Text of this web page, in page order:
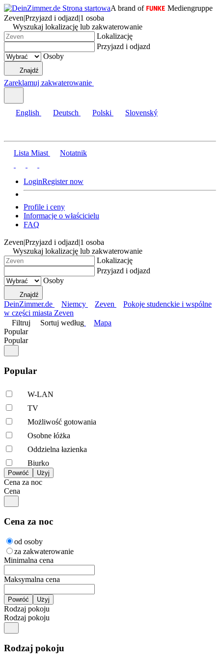
A brand of
Mediengruppe
Zeven|Przyjazd i odjazd|1 osoba
Wyszukaj lokalizację lub zakwaterowanie
Lokalizację
Przyjazd i odjazd
Osoby
Znajdź
Zareklamuj zakwaterowanie
English Deutsch Polski Slovenský
Lista Miast Notatnik
LoginRegister now
Profile i ceny
Informacje o właścicielu
FAQ
Zeven|Przyjazd i odjazd|1 osoba
Wyszukaj lokalizację lub zakwaterowanie
Lokalizację
Przyjazd i odjazd
Osoby
Znajdź
DeinZimmer.de Niemcy Zeven
Pokoje studenckie i wspólne
w części miasta Zeven
Filtruj
Sortuj według
Mapa
Popular
Popular
Popular
W-LAN
TV
Możliwość gotowania
Osobne łóżka
Oddzielna łazienka
Biurko
Cena za noc
Cena
Cena za noc
od osoby
za zakwaterowanie
Minimalna cena
Maksymalna cena
Rodzaj pokoju
Rodzaj pokoju
Rodzaj pokoju